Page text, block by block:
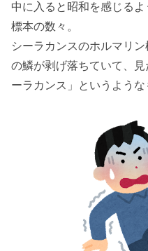
中に入ると昭和を感じる
標本の数々。
シーラカンスのホルマリ
の鱗が剥げ落ちていて、
ーラカンス」というような